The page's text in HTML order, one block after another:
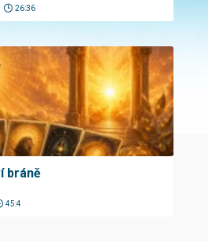
26:36
bráně
45:4